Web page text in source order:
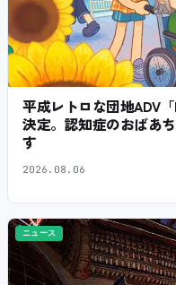
平成レトロな団地ADV
決定。認知症のおばあ
す
2026.08.06
ニュース